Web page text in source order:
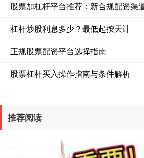
股票加杠杆平台推荐：新合规配资渠
杠杆炒股利息多少？最低起按天计
正规股票配资平台选择指南
股票杠杆买入操作指南与条件解析
推荐阅读